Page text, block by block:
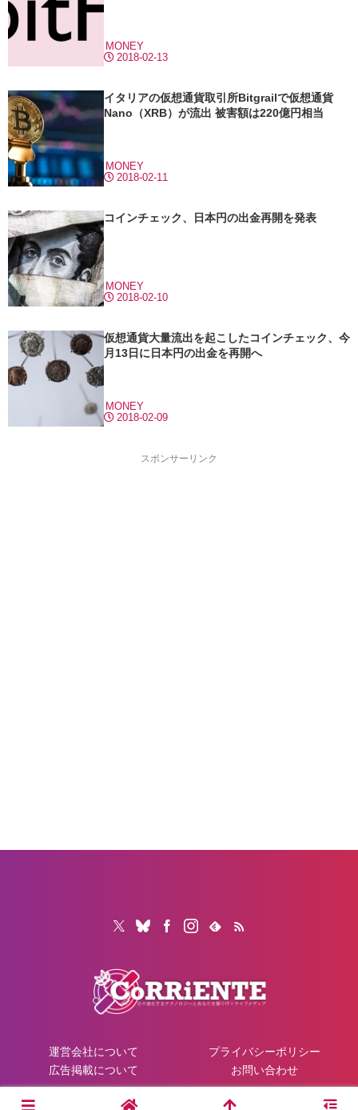
2018-02-13
MONEY
イタリアの仮想通貨取引所Bitgrailで仮想通貨
Nano（XRB）が流出 被害額は220億円相当
2018-02-11
MONEY
コインチェック、日本円の出金再開を発表
2018-02-10
MONEY
仮想通貨大量流出を起こしたコインチェック、今
月13日に日本円の出金を再開へ
2018-02-09
MONEY
スポンサーリンク
運営会社について
プライバシーポリシー
広告掲載について
お問い合わせ
© 2026 CoRRiENTE.